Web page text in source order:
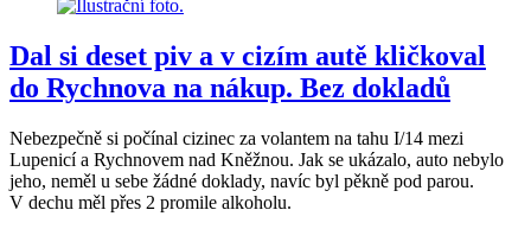
Dal si deset piv a v cizím autě kličkoval
do Rychnova na nákup. Bez dokladů
Nebezpečně si počínal cizinec za volantem na tahu I/14 mezi
Lupenicí a Rychnovem nad Kněžnou. Jak se ukázalo, auto nebylo
jeho, neměl u sebe žádné doklady, navíc byl pěkně pod parou.
V dechu měl přes 2 promile alkoholu.